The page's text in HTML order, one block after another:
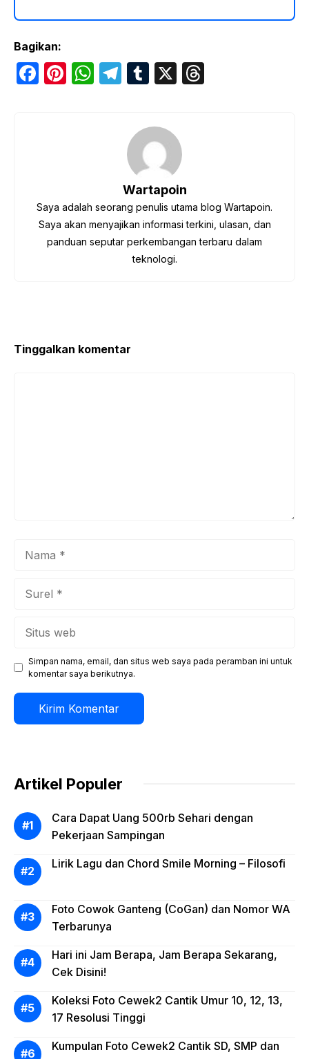
Bagikan:
F
o
k
Pi W
p
T
gr
a
m
T
bl
X
Wartapoin
Saya adalah seorang penulis utama blog Wartapoin.
Saya akan menyajikan informasi terkini, ulasan, dan
panduan seputar perkembangan terbaru dalam
teknologi.
Tinggalkan komentar
Simpan nama, email, dan situs web saya pada peramban ini untuk
komentar saya berikutnya.
Artikel Populer
Cara Dapat Uang 500rb Sehari dengan
Pekerjaan Sampingan
Lirik Lagu dan Chord Smile Morning – Filosofi
Foto Cowok Ganteng (CoGan) dan Nomor WA
Terbarunya
Hari ini Jam Berapa, Jam Berapa Sekarang,
Cek Disini!
Koleksi Foto Cewek2 Cantik Umur 10, 12, 13,
17 Resolusi Tinggi
Kumpulan Foto Cewek2 Cantik SD, SMP dan